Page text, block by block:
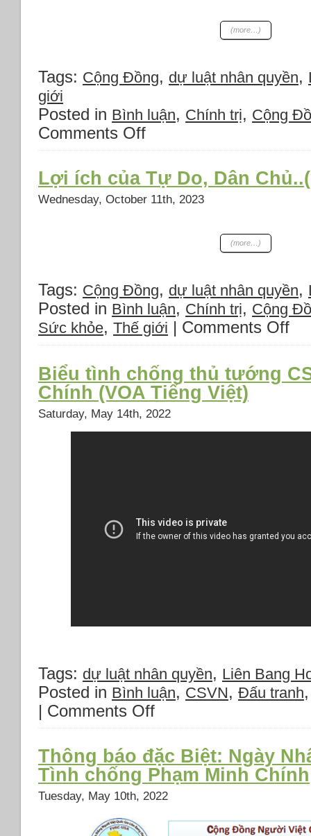
(more…)
Tags: Cộng Đồng, dự luật nhân quyền,
giới
Posted in Bình luận, Chính trị, Cộng
Comments Offon
Thứ
sáu
10/11/2023:
4
giờ/ngày.
*Quốc
hội
cấm
Coca-
và
Nestle
vì
thả
con
yếu
*Myanmar
có
nguy
cơ
chia
vì
giao
tranh.
Lợi ích của Tự Do, Dân
Wednesday, October 11th, 2023
(more…)
Tags: Cộng Đồng, dự luật nhân quyền,
Posted in Bình luận, Chính trị, Cộng
Sức khỏe, Thế giới | Comments Offon
của
Tự
(1)
Biểu tình chống thủ tướng
Chính (VOA Tiếng Việt)
Saturday, May 14th, 2022
Tags: dự luật nhân quyền, Liên Bang
Posted in Bình luận, CSVN, Đấu tranh
| Comments Offon
chống
thủ
tướng
CSVN
Minh
Thông báo đặc Biệt: Ngày
Tình chống Phạm Minh Chính
Tuesday, May 10th, 2022